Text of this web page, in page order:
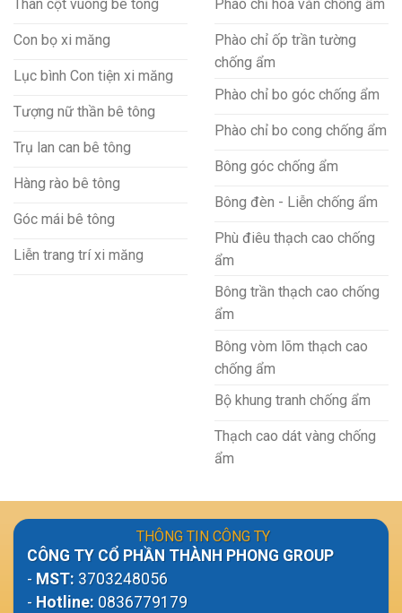
Thân cột vuông bê tông
Con bọ xi măng
Lục bình Con tiện xi măng
Tượng nữ thần bê tông
Trụ lan can bê tông
Hàng rào bê tông
Góc mái bê tông
Liễn trang trí xi măng
Phào chỉ hoa văn chống ẩm
Phào chỉ ốp trần tường
chống ẩm
Phào chỉ bo góc chống ẩm
Phào chỉ bo cong chống ẩm
Bông góc chống ẩm
Bông đèn - Liễn chống ẩm
Phù điêu thạch cao chống
ẩm
Bông trần thạch cao chống
ẩm
Bông vòm lõm thạch cao
chống ẩm
Bộ khung tranh chống ẩm
Thạch cao dát vàng chống
ẩm
THÔNG TIN CÔNG TY
CÔNG TY CỔ PHẦN THÀNH PHONG GROUP
- MST: 3703248056
- Hotline: 0836779179